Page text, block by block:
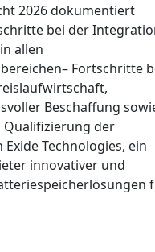
2026 dokumentiert
bei der
allen
Fortschritte
Beschaffung
der
Technologies, ein
innovativer und